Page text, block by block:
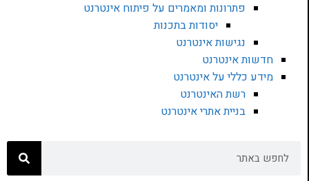
פתרונות ומאמרים על פיתוח אינטרנט
יסודות בתכנות
נגישות אינטרנט
חדשות אינטרנט
מידע כללי על אינטרנט
רשת האינטרנט
בניית אתרי אינטרנט